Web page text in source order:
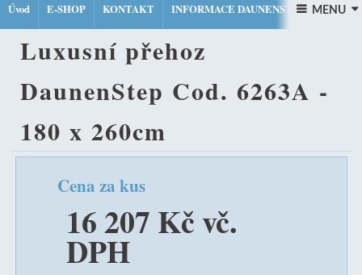
Úvod E-SHOP KONTAKT INFORMACE DAUNENSTEP
FACEBOOK INSTAGRAM
 MENU 
DAUNENSTEP COD. 6263A - 180 X 260CM
Luxusní přehoz
DaunenStep Cod. 6263A -
180 x 260cm
Cena za kus
16 207 Kč vč.
DPH